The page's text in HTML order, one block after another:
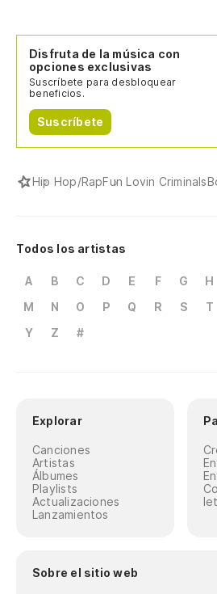
Disfruta de la música con
opciones exclusivas
Suscríbete para desbloquear
beneficios.
Suscríbete
Hip Hop/RapFun Lovin Criminals
Todos los artistas
A B C D E F G H
M
N O P Q R S T
Y
Z #
Explorar
Canciones
Artistas
Álbumes
Playlists
Actualizaciones
Lanzamientos
Sobre el sitio web